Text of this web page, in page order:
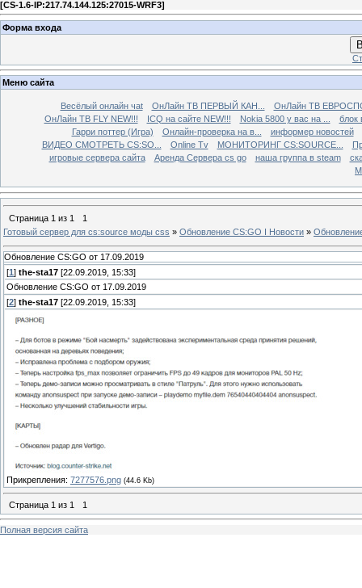
[CS-1.6-IP:217.74.144.125:27015-WRF3]
Форма входа
Меню сайта
Весёлый онлайн чаt ОнЛайн ТВ ПЕРВЫЙ КАН...
ОнЛайн ТВ
ОнЛайн ТВ FLY NEW!!!
ICQ на сайте NEW!!! Nokia 5800 у вас на ...
блок
Гарри поттер (Игра)
Онлайн-проверка на в...
информер новостей
ВИДЕО СМОТРЕТЬ CS:SO...
Online Tv МОНИТОРИНГ CS:SOURCE...
игровые сервера сайта
Аренда Сервера cs go наша группа в steam
Страница 1 из 1
1
Готовый сервер для cs:source моды css » Обновление CS:GO I Новости »
Обновление CS:GO от 17.09.2019
[1 ] the-sta17 [22.09.2019, 15:33]
Обновление CS:GO от 17.09.2019
[2] the-sta17 [22.09.2019, 15:33]
Прикрепления: 7277576.png (44.6 Kb)
Страница 1 из 1 1
Полная версия сайта